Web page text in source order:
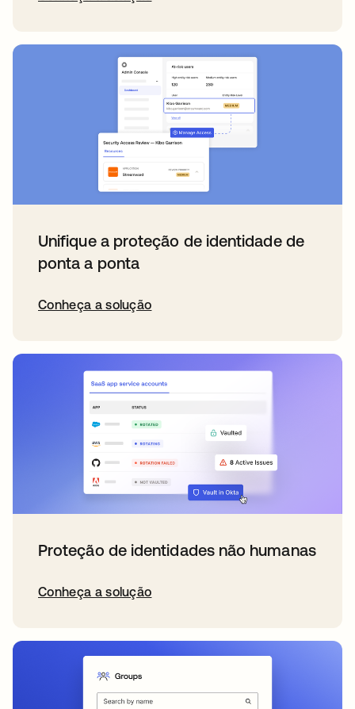
Unifique a proteção de identidade de
ponta a ponta
Conheça a solução
Proteção de identidades não humanas
Conheça a solução